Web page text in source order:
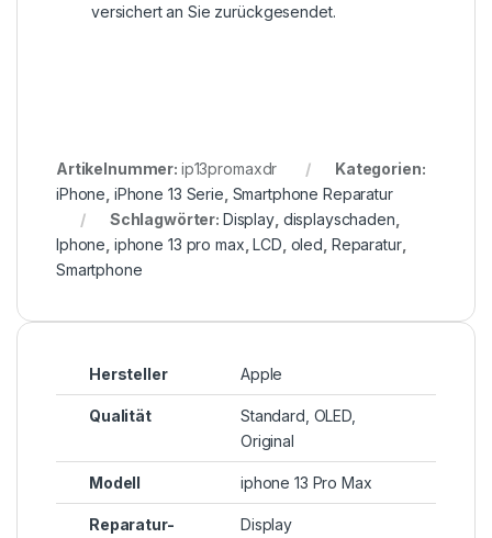
versichert an Sie zurückgesendet.
Artikelnummer: ip13promaxdr
Kategorien:
iPhone iPhone 13 Serie Smartphone Reparatur
Schlagwörter: Display, displayschaden
Iphone iphone 13 pro max ,LCD oled Reparatur,
Smartphone
Hersteller Apple
Qualität
Standard, OLED,
Original
Modell iphone 13 Pro Max
Reparatur-
Display